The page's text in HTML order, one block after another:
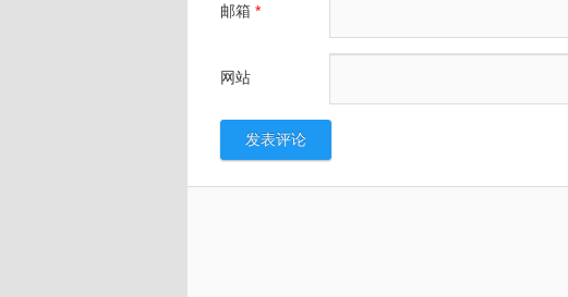
邮箱 *
网站